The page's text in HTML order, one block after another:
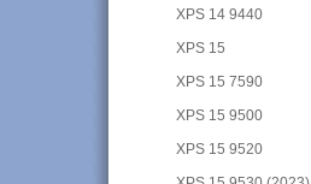
XPS 14 9440
XPS 15
XPS 15 7590
XPS 15 9500
XPS 15 9520